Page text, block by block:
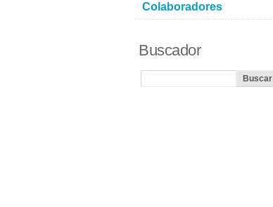
Colaboradores
Buscador